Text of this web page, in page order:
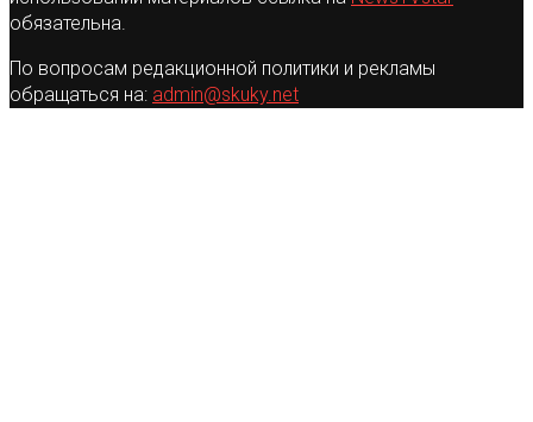
обязательна.
По вопросам редакционной политики и рекламы
обращаться на: admin@skuky.net